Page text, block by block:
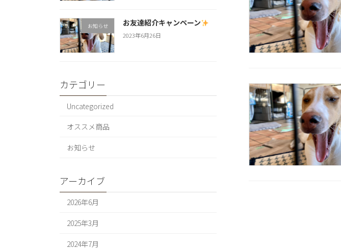
お知らせ お友達紹介キャンペーン
2023年6月26日
カテゴリー
Uncategorized
オススメ商品
お知らせ
アーカイブ
2026年6月
2025年3月
2024年7月